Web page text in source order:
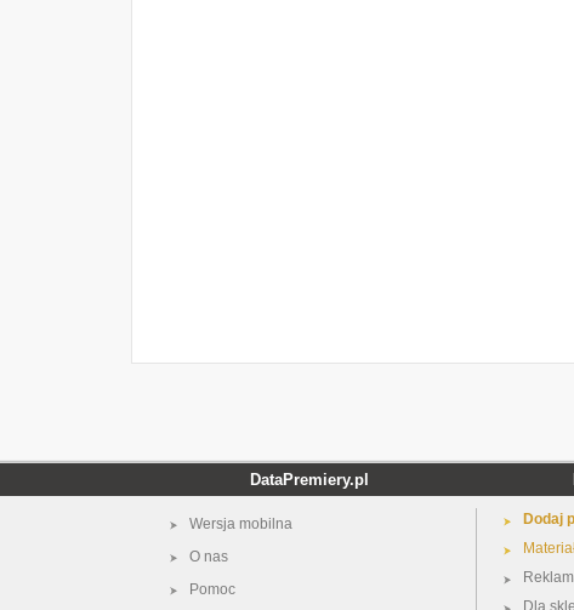
DataPremiery.pl
Wersja mobilna
O nas
Pomoc
Dodaj
Dla